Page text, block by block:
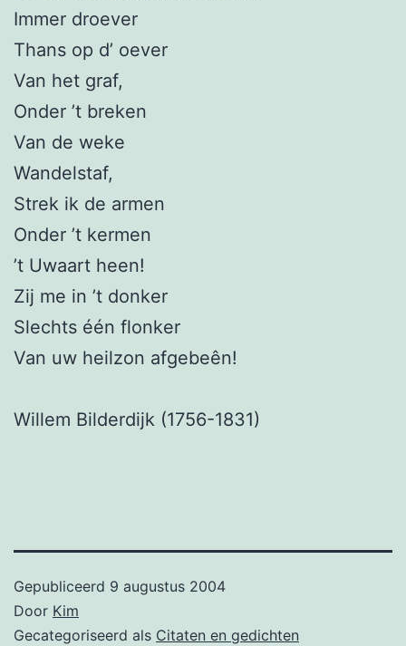
Immer droever
Thans op d’ oever
Van het graf,
Onder ’t breken
Van de weke
Wandelstaf,
Strek ik de armen
Onder ’t kermen
’t Uwaart heen!
Zij me in ’t donker
Slechts één flonker
Van uw heilzon afgebeên!
Willem Bilderdijk (1756-1831)
Gepubliceerd 9 augustus 2004
Door Kim
Gecategoriseerd als Citaten en gedichten